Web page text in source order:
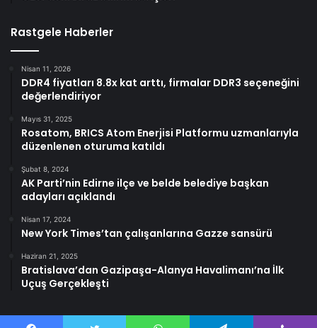
Rastgele Haberler
Nisan 11, 2026
DDR4 fiyatları 8.8x kat arttı, firmalar DDR3 seçeneğini
değerlendiriyor
Mayıs 31, 2025
Rosatom, BRICS Atom Enerjisi Platformu uzmanlarıyla
düzenlenen oturuma katıldı
Şubat 8, 2024
AK Parti’nin Edirne ilçe ve belde belediye başkan
adayları açıklandı
Nisan 17, 2024
New York Times’tan çalışanlarına Gazze sansürü
Haziran 21, 2025
Bratislava’dan Gazipaşa-Alanya Havalimanı’na İlk
Uçuş Gerçekleşti